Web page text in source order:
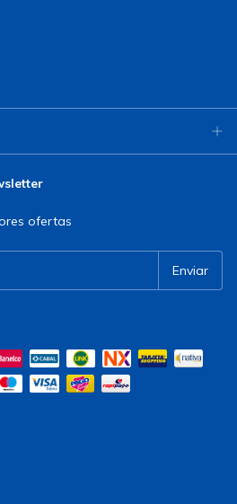
ofertas